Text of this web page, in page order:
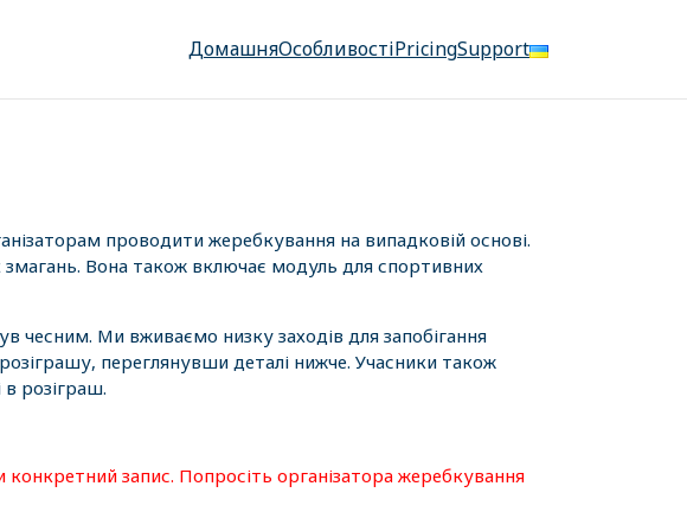
ДомашняОсобливостіPricingSupport
проводити жеребкування на випадковій основі.
Вона також включає модуль для спортивних
чесним. Ми вживаємо низку заходів для запобігання
переглянувши деталі нижче. Учасники також
розіграш.
запис. Попросіть організатора жеребкування